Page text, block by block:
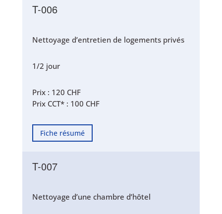
T-006
Nettoyage d’entretien de logements privés
1/2 jour
Prix : 120 CHF
Prix CCT* : 100 CHF
Fiche résumé
T-007
Nettoyage d’une chambre d’hôtel